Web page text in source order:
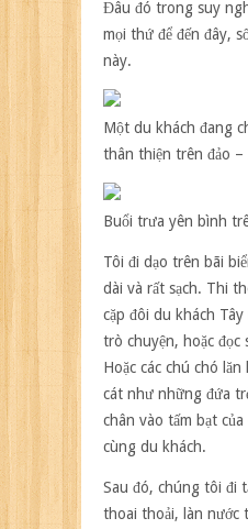
Đâu đó trong suy
mọi thứ để đến đây,
này.
Một du khách đang
thân thiện trên đảo –
Buổi trưa yên bình
Tôi đi dạo trên bãi
dài và rất sạch. Thi
cặp đôi du khách
trò chuyện, hoặc đọc
Hoặc các chú chó
cát như những đứa
chân vào tấm bạt
cùng du khách.
Sau đó, chúng tôi đi
thoai thoải, làn nước